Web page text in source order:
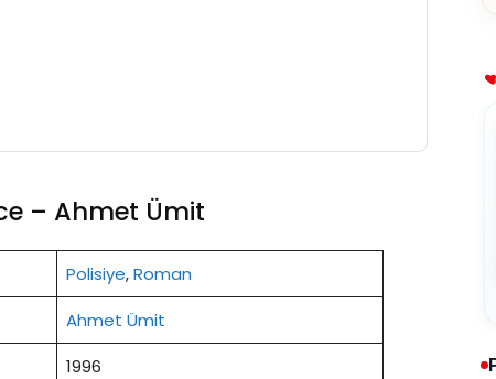
– Ahmet Ümit
Polisiye,Roman
Ahmet Ümit
1996